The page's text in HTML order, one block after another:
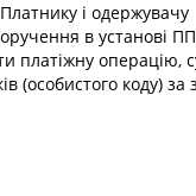
і одержувачу
в установі
платіжну операцію,
(особистого коду) за